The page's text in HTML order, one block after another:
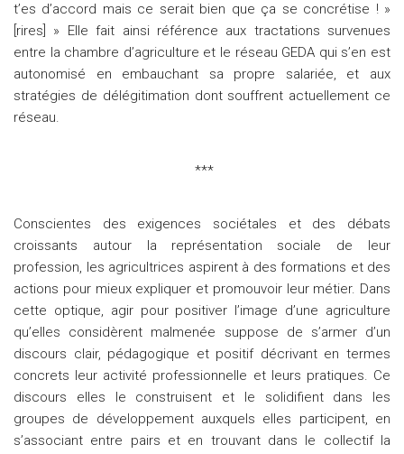
t’es d’accord mais ce serait bien que ça se concrétise ! »
[rires] » Elle fait ainsi référence aux tractations survenues
entre la chambre d’agriculture et le réseau GEDA qui s’en est
autonomisé en embauchant sa propre salariée, et aux
stratégies de délégitimation dont souffrent actuellement ce
réseau.
***
Conscientes des exigences sociétales et des débats
croissants autour la représentation sociale de leur
profession, les agricultrices aspirent à des formations et des
actions pour mieux expliquer et promouvoir leur métier. Dans
cette optique, agir pour positiver l’image d’une agriculture
qu’elles considèrent malmenée suppose de s’armer d’un
discours clair, pédagogique et positif décrivant en termes
concrets leur activité professionnelle et leurs pratiques. Ce
discours elles le construisent et le solidifient dans les
groupes de développement auxquels elles participent, en
s’associant entre pairs et en trouvant dans le collectif la